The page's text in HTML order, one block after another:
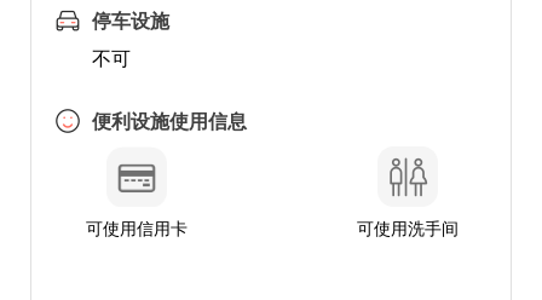
停车设施
不可
便利设施使用信息
可使用信用卡 可使用洗手间